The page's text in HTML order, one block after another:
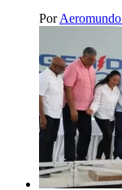
Por Aeromundo